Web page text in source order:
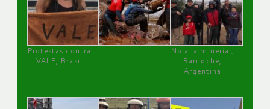
Protestas contra
VALE, Brasil
No a la minería ,
Bariloche,
Argentina